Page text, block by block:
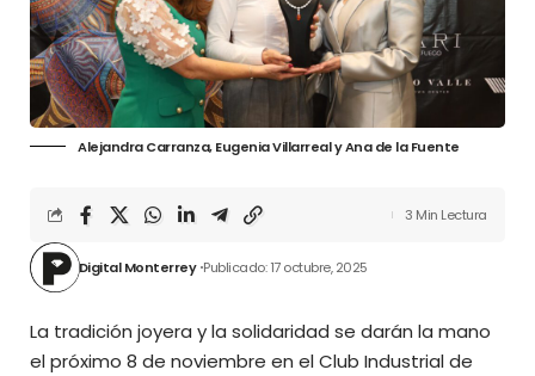
Alejandra Carranza, Eugenia Villarreal y Ana de la Fuente
Digital Monterrey Publicado: 17 octubre, 2025
3 Min Lectura
La tradición joyera y la solidaridad se darán la mano
el próximo 8 de noviembre en el Club Industrial de